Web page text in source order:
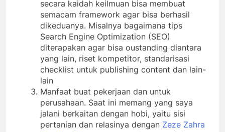
secara kaidah keilmuan bisa membuat
semacam framework agar bisa berhasil
dikeduanya. Misalnya bagaimana tips
Search Engine Optimization (SEO)
diterapakan agar bisa oustanding diantara
yang lain, riset kompetitor, standarisasi
checklist untuk publishing content dan lain-
lain
Manfaat buat pekerjaan dan untuk
perusahaan. Saat ini memang yang saya
jalani berkaitan dengan hobi, yaitu sisi
pertanian dan relasinya dengan Zeze Zahra